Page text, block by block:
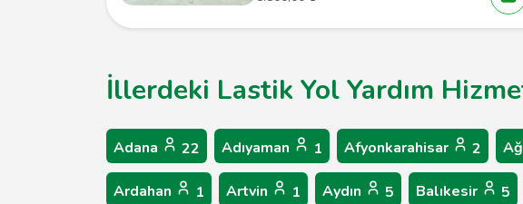
İllerdeki Lastik Yol Yardım
Adana 22 Adıyaman 1 Afyonkarahisar 2
Ardahan 1 Artvin 1 Aydın 5 Balıkesir 5